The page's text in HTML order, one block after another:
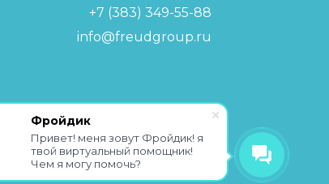
Фройдик
Привет! меня зовут Фройдик! я
твой виртуальный помощник!
Чем я могу помочь?
+7 (383) 349-55-88
info@freudgroup.ru
персональных данных